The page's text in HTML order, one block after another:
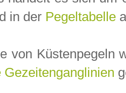
in der Pegeltabelle
von Küstenpegeln